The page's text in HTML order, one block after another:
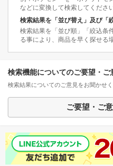
などに変換して検索してください
検索結果を「並び替え」及び「
検索結果を「並び順」「絞込条
る事により、商品を早く探せる
検索機能についてのご要望・ご
検索結果についてのご意見をお聞かせく
ご要望・ご